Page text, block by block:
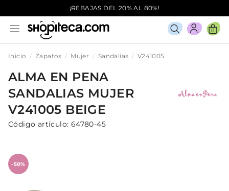
¡REBAJAS DEL 20% AL 80%!
0
Inicio Zapatos Mujer Sandalias V241005
ALMA EN PENA
SANDALIAS MUJER
V241005 BEIGE
Código artículo: 64780-45
-50%